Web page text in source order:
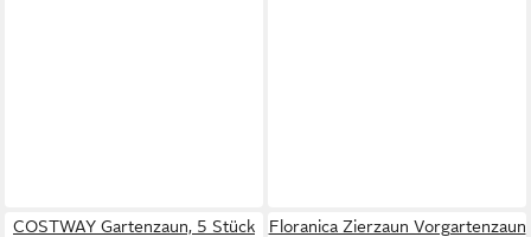
COSTWAY Gartenzaun, 5 Stück Floranica Zierzaun Vorgartenzaun